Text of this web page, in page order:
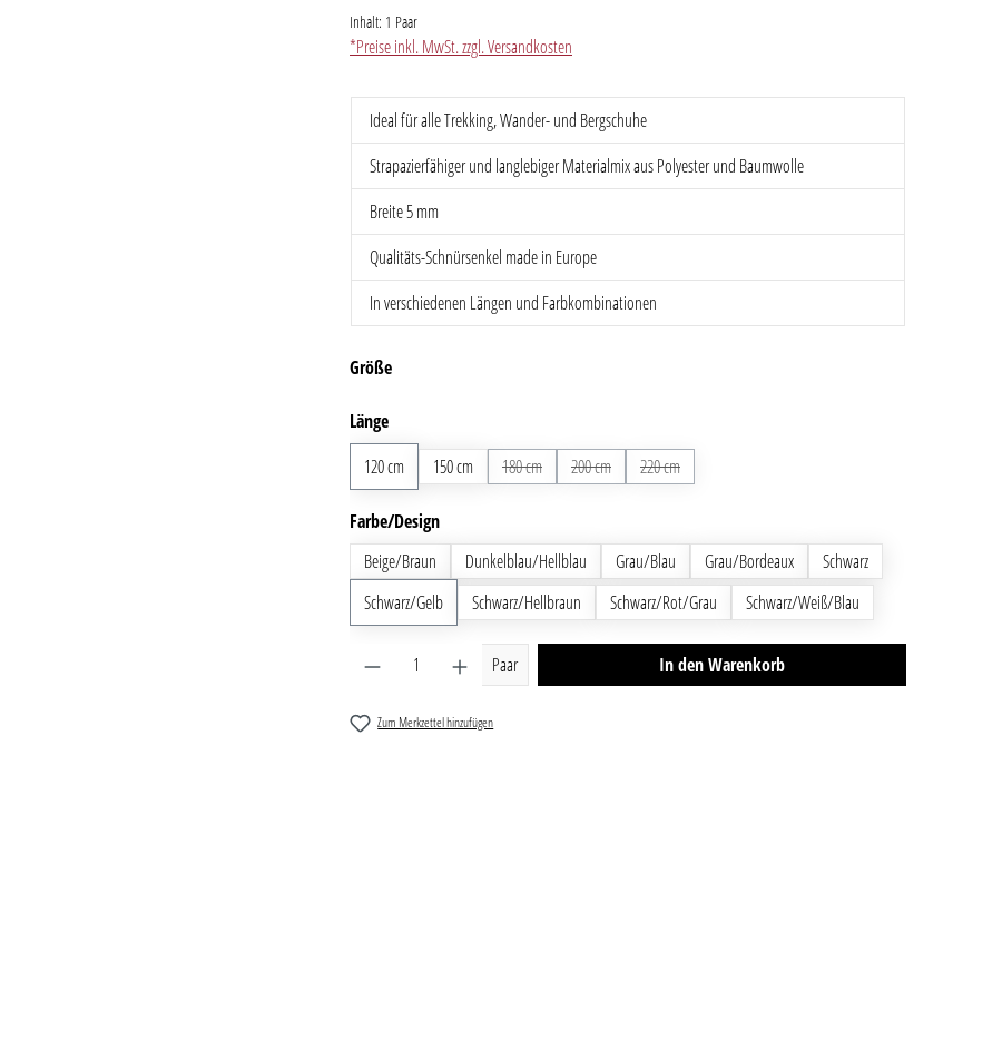
Inhalt: 1 Paar
*Preise inkl. MwSt. zzgl. Versandkosten
Ideal für alle Trekking, Wander- und Bergschuhe
Strapazierfähiger und langlebiger Materialmix aus Polyester und Baumwolle
Breite 5 mm
Qualitäts-Schnürsenkel made in Europe
In verschiedenen Längen und Farbkombinationen
Größeauswählen
Längeauswählen
120 cm
150 cm 180 cm(Diese Option ist zurzeit nicht verfügbar.)
200 cm(Diese Option ist zurzeit nicht verfügbar.)
220 cm(Diese Option ist zurzeit nicht verfügbar.)
Farbe/Designauswählen
Beige/Braun
Dunkelblau/Hellblau Grau/Blau Grau/Bordeaux
Schwarz
Schwarz/Gelb
Schwarz/Hellbraun Schwarz/Rot/Grau Schwarz/Weiß/Blau
Produkt Anzahl: Gib den gewünschten Wert ein oder benutze die
Paar In den Warenkorb
Zum Merkzettel hinzufügen